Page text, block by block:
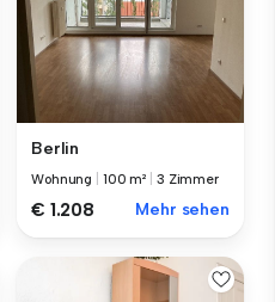
Berlin
Wohnung 100 m² 3 Zimmer
€ 1.208 Mehr sehen